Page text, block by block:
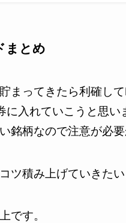
まとめ
まってきたら利確し
に入れていこうと思い
銘柄なので注意が必要
ツ積み上げていきたい
です。